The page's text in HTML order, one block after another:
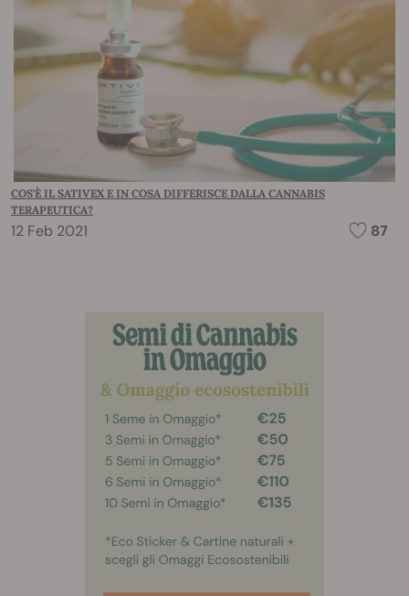
COS'È IL SATIVEX E IN COSA DIFFERISCE DALLA CANNABIS
TERAPEUTICA?
12 Feb 2021 87